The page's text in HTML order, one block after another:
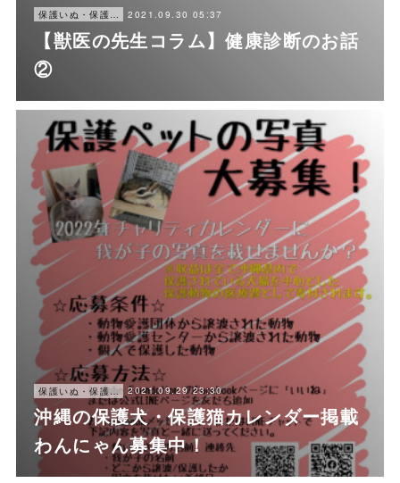
保護いぬ・保護ねこ情報・譲渡会情報 2021.09.30 05:37
【獣医の先生コラム】健康診断のお話
②
保護いぬ・保護ねこ情報・譲渡会情報 2021.09.29 23:30
沖縄の保護犬・保護猫カレンダー掲載
わんにゃん募集中！